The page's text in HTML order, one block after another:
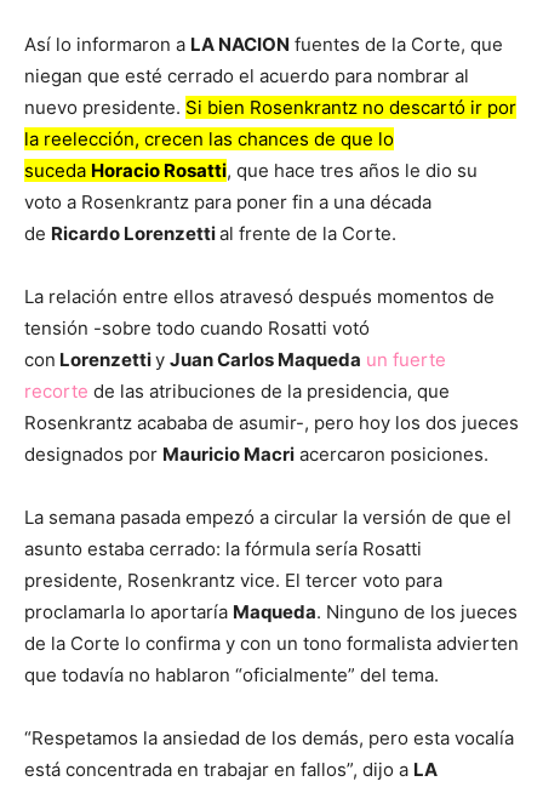
Así lo informaron a LA NACION fuentes de la Corte, que
niegan que esté cerrado el acuerdo para nombrar al
nuevo presidente. Si bien Rosenkrantz no descartó ir por
la reelección, crecen las chances de que lo
suceda Horacio Rosatti, que hace tres años le dio su
voto a Rosenkrantz para poner fin a una década
de Ricardo Lorenzettial frente de la Corte.
La relación entre ellos atravesó después momentos de
tensión -sobre todo cuando Rosatti votó
con Lorenzettiy Juan Carlos Maqueda un fuerte
recorte de las atribuciones de la presidencia, que
Rosenkrantz acababa de asumir-, pero hoy los dos jueces
designados por Mauricio Macri acercaron posiciones.
La semana pasada empezó a circular la versión de que el
asunto estaba cerrado: la fórmula sería Rosatti
presidente, Rosenkrantz vice. El tercer voto para
proclamarla lo aportaría Maqueda. Ninguno de los jueces
de la Corte lo confirma y con un tono formalista advierten
que todavía no hablaron “oficialmente” del tema.
“Respetamos la ansiedad de los demás, pero esta vocalía
está concentrada en trabajar en fallos”, dijo a LA